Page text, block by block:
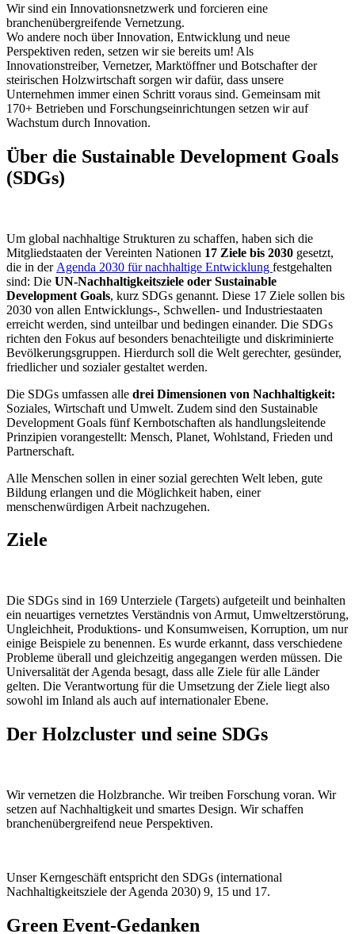
Wir sind ein Innovationsnetzwerk und forcieren eine
branchenübergreifende Vernetzung.
Wo andere noch über Innovation, Entwicklung und neue
Perspektiven reden, setzen wir sie bereits um! Als
Innovationstreiber, Vernetzer, Marktöffner und Botschafter der
steirischen Holzwirtschaft sorgen wir dafür, dass unsere
Unternehmen immer einen Schritt voraus sind. Gemeinsam mit
170+ Betrieben und Forschungseinrichtungen setzen wir auf
Wachstum durch Innovation.
Über die Sustainable Development Goals
(SDGs)
Um global nachhaltige Strukturen zu schaffen, haben sich die
Mitgliedstaaten der Vereinten Nationen 17 Ziele bis 2030 gesetzt,
die in der Agenda 2030 für nachhaltige Entwicklung festgehalten
sind: Die UN-Nachhaltigkeitsziele oder Sustainable
Development Goals, kurz SDGs genannt. Diese 17 Ziele sollen bis
2030 von allen Entwicklungs-, Schwellen- und Industriestaaten
erreicht werden, sind unteilbar und bedingen einander. Die SDGs
richten den Fokus auf besonders benachteiligte und diskriminierte
Bevölkerungsgruppen. Hierdurch soll die Welt gerechter, gesünder,
friedlicher und sozialer gestaltet werden.
Die SDGs umfassen alle drei Dimensionen von Nachhaltigkeit:
Soziales, Wirtschaft und Umwelt. Zudem sind den Sustainable
Development Goals fünf Kernbotschaften als handlungsleitende
Prinzipien vorangestellt: Mensch, Planet, Wohlstand, Frieden und
Partnerschaft.
Alle Menschen sollen in einer sozial gerechten Welt leben, gute
Bildung erlangen und die Möglichkeit haben, einer
menschenwürdigen Arbeit nachzugehen.
Ziele
Die SDGs sind in 169 Unterziele (Targets) aufgeteilt und beinhalten
ein neuartiges vernetztes Verständnis von Armut, Umweltzerstörung,
Ungleichheit, Produktions- und Konsumweisen, Korruption, um nur
einige Beispiele zu benennen. Es wurde erkannt, dass verschiedene
Probleme überall und gleichzeitig angegangen werden müssen. Die
Universalität der Agenda besagt, dass alle Ziele für alle Länder
gelten. Die Verantwortung für die Umsetzung der Ziele liegt also
sowohl im Inland als auch auf internationaler Ebene.
Der Holzcluster und seine SDGs
Wir vernetzen die Holzbranche. Wir treiben Forschung voran. Wir
setzen auf Nachhaltigkeit und smartes Design. Wir schaffen
branchenübergreifend neue Perspektiven.
Unser Kerngeschäft entspricht den SDGs (international
Nachhaltigkeitsziele der Agenda 2030) 9, 15 und 17.
Green Event-Gedanken